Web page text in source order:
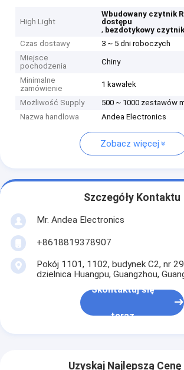
High Light
Wbudowany czytnik
dostępu
, bezdotykowy czytnik
Czas dostawy
3 ~ 5 dni roboczych
Miejsce
pochodzenia
Chiny
Minimalne
zamówienie
1 kawałek
Możliwość Supply
500 ~ 1000 zestawów
Nazwa handlowa
Andea Electronics
Zobacz więcej
Szczegóły Kontaktu
Mr. Andea Electronics
+8618819378907
Pokój 1101, 1102, budynek C2, nr
dzielnica Huangpu, Guangzhou,
Skontaktuj się
teraz
Uzyskaj Najlepszą Cenę